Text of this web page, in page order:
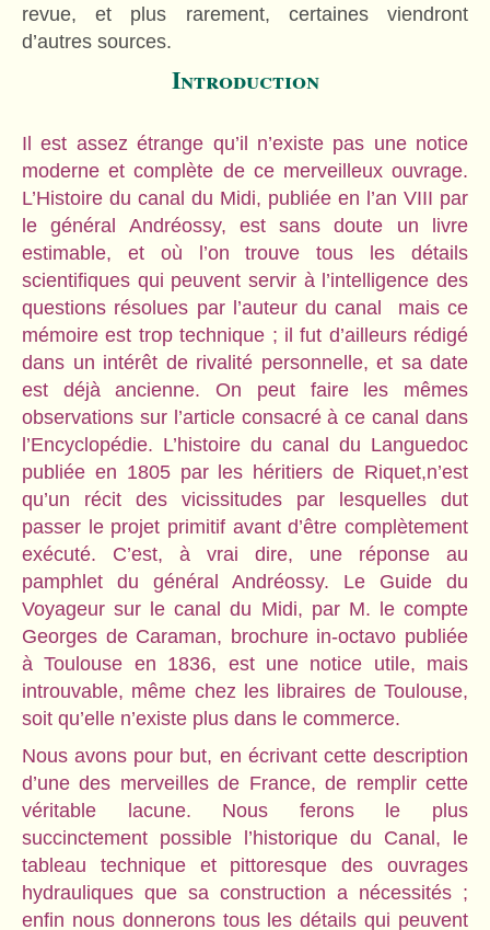
revue, et plus rarement, certaines viendront
d’autres sources.
Introduction
Il est assez étrange qu’il n’existe pas une notice
moderne et complète de ce merveilleux ouvrage.
L’Histoire du canal du Midi, publiée en l’an VIII par
le général Andréossy, est sans doute un livre
estimable, et où l’on trouve tous les détails
scientifiques qui peuvent servir à l’intelligence des
questions résolues par l’auteur du canal mais ce
mémoire est trop technique ; il fut d’ailleurs rédigé
dans un intérêt de rivalité personnelle, et sa date
est déjà ancienne. On peut faire les mêmes
observations sur l’article consacré à ce canal dans
l’Encyclopédie. L’histoire du canal du Languedoc
publiée en 1805 par les héritiers de Riquet,n’est
qu’un récit des vicissitudes par lesquelles dut
passer le projet primitif avant d’être complètement
exécuté. C’est, à vrai dire, une réponse au
pamphlet du général Andréossy. Le Guide du
Voyageur sur le canal du Midi, par M. le compte
Georges de Caraman, brochure in-octavo publiée
à Toulouse en 1836, est une notice utile, mais
introuvable, même chez les libraires de Toulouse,
soit qu’elle n’existe plus dans le commerce.
Nous avons pour but, en écrivant cette description
d’une des merveilles de France, de remplir cette
véritable lacune. Nous ferons le plus
succinctement possible l’historique du Canal, le
tableau technique et pittoresque des ouvrages
hydrauliques que sa construction a nécessités ;
enfin nous donnerons tous les détails qui peuvent